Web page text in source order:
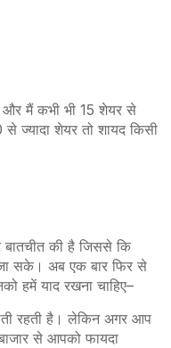
और मैं कभी भी 15 शेयर से
ज्यादा शेयर तो शायद किसी
बातचीत की है जिससे कि
सके। अब एक बार फिर से
हमें याद रखना चाहिए–
रहती है। लेकिन अगर आप
से आपको फायदा